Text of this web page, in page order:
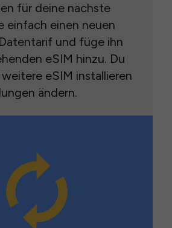
für deine nächste
einfach einen neuen
und füge ihn
eSIM hinzu. Du
eSIM installieren
ändern.